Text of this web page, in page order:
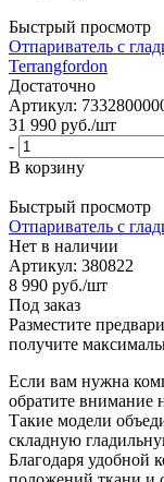
Быстрый просмотр
Отпариватель с
Terrangfordon
Достаточно
Артикул:
31 990 руб./шт
-
В корзину
Быстрый просмотр
Отпариватель с
Нет в наличии
Артикул: 380822
8 990 руб./шт
Под заказ
Разместите
получите
Если вам нужна
обратите внимание
Такие модели
складную
Благодаря удобной